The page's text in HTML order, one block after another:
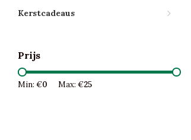
Kerstcadeaus
Prijs
Min: €0 Max: €25